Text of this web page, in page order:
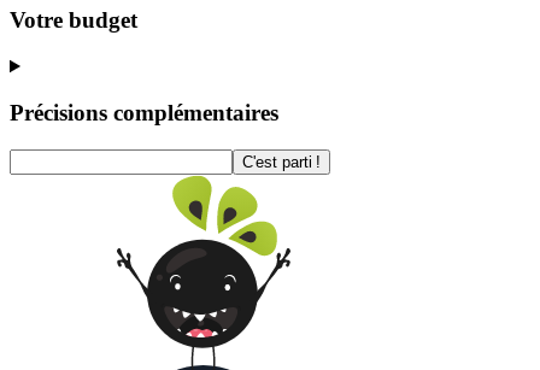
Votre budget
Précisions complémentaires
C'est parti !